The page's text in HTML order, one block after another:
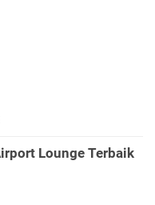
Lounge Terbaik